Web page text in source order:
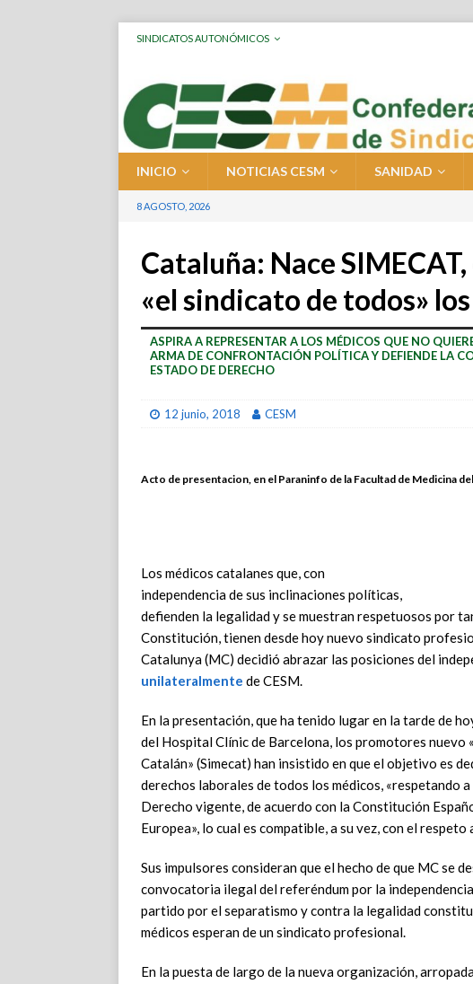
SINDICATOS AUTONÓMICOS
INICIO NOTICIAS CESM SANIDAD
8 AGOSTO, 2026
Cataluña: Nace
«el sindicato de todos»
ASPIRA A REPRESENTAR A LOS MÉDICOS QUE NO
ARMA DE CONFRONTACIÓN POLÍTICA Y DEFIENDE LA
ESTADO DE DERECHO
12 junio, 2018 CESM
Acto de presentacion, en el Paraninfo de la Facultad de Medicina
Los médicos catalanes que, con
independencia de sus inclinaciones políticas,
defienden la legalidad y se muestran respetuosos por
Constitución, tienen desde hoy nuevo sindicato
Catalunya (MC) decidió abrazar las posiciones del
unilateralmente de CESM.
En la presentación, que ha tenido lugar en la tarde de
del Hospital Clínic de Barcelona, los promotores
Catalán» (Simecat) han insistido en que el objetivo es
derechos laborales de todos los médicos, «respetando
Derecho vigente, de acuerdo con la Constitución
Europea», lo cual es compatible, a su vez, con el
Sus impulsores consideran que el hecho de que MC se
convocatoria ilegal del referéndum por la
partido por el separatismo y contra la legalidad
médicos esperan de un sindicato profesional.
En la puesta de largo de la nueva organización,